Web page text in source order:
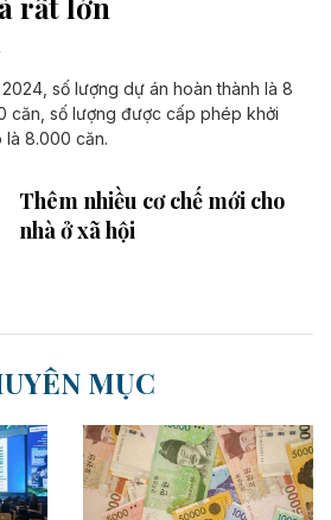
số lượng dự án hoàn thành là 8
căn, số lượng được cấp phép khởi
là 8.000 căn.
Thêm nhiều cơ chế mới cho
nhà ở xã hội
MỤC